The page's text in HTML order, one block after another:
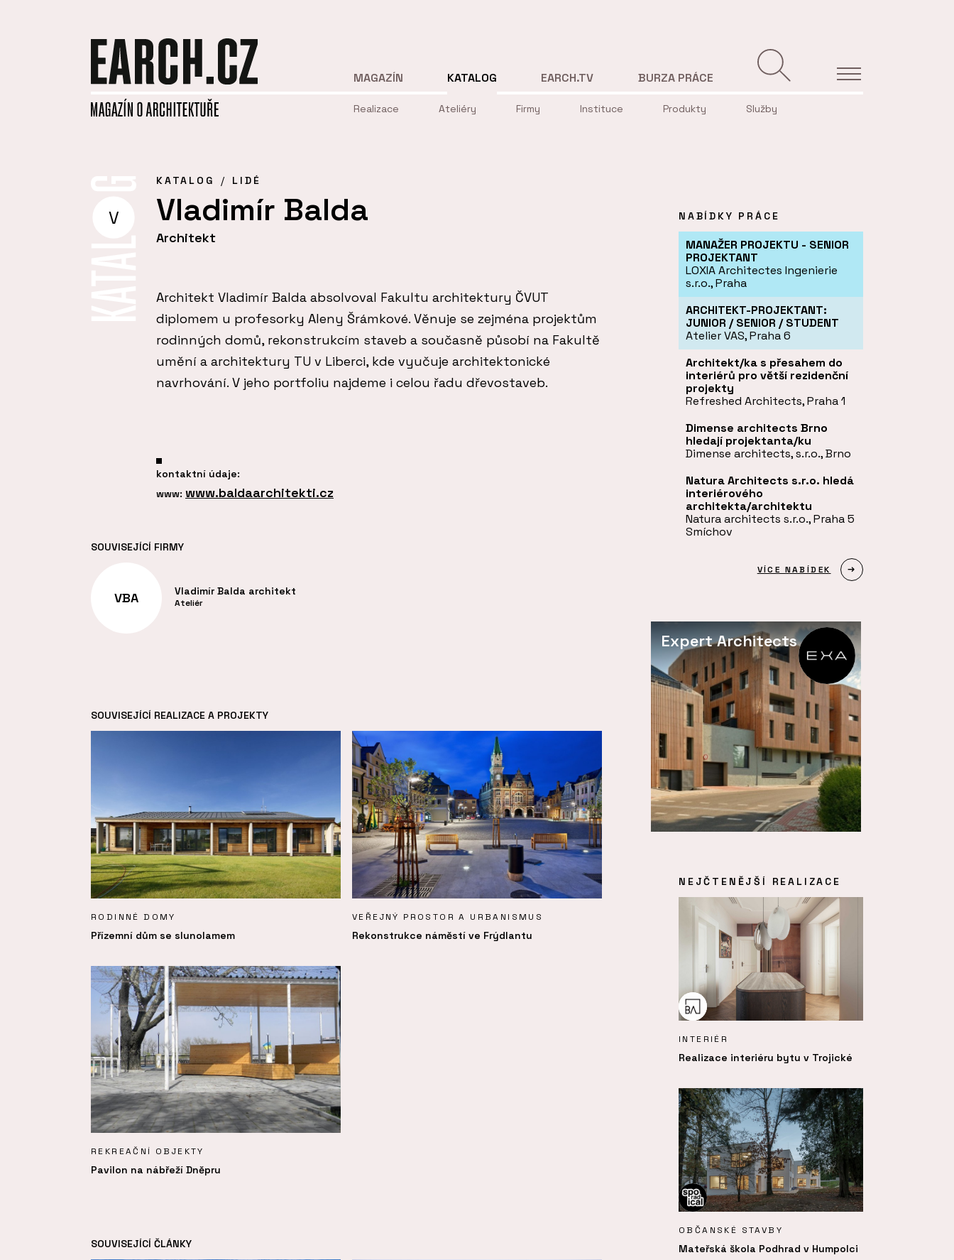
MAGAZÍN KATALOG
Realizace Ateliéry Firmy Instituce Produkty Služby
EARCH.TV BURZA PRÁCE
V
KATALOG LIDÉ
Vladimír Balda
Architekt
Architekt Vladimír Balda absolvoval Fakultu architektury ČVUT
diplomem u profesorky Aleny Šrámkové. Věnuje se zejména projektům
rodinných domů, rekonstrukcím staveb a současně působí na Fakultě
umění a architektury TU v Liberci, kde vyučuje architektonické
navrhování. V jeho portfoliu najdeme i celou řadu dřevostaveb.
kontaktní údaje:
www: www.baldaarchitekti.cz
SOUVISEJÍCÍ FIRMY
VBA Vladimír Balda architekt
Ateliér
SOUVISEJÍCÍ REALIZACE A PROJEKTY
RODINNÉ DOMY
Přízemní dům se slunolamem
VEŘEJNÝ PROSTOR A URBANISMUS
Rekonstrukce náměstí ve Frýdlantu
REKREAČNÍ OBJEKTY
Pavilon na nábřeží Dněpru
SOUVISEJÍCÍ ČLÁNKY
NABÍDKY PRÁCE
MANAŽER PROJEKTU - SENIOR
PROJEKTANT
LOXIA Architectes Ingenierie
s.r.o., Praha
ARCHITEKT-PROJEKTANT:
JUNIOR / SENIOR / STUDENT
Atelier VAS, Praha 6
Architekt/ka s přesahem do
interiérů pro větší rezidenční
projekty
Refreshed Architects, Praha 1
Dimense architects Brno
hledají projektanta/ku
Dimense architects, s.r.o., Brno
Natura Architects s.r.o. hledá
interiérového
architekta/architektu
Natura architects s.r.o., Praha 5
Smíchov
VÍCE NABÍDEK
Expert Architects
NEJČTENĚJŠÍ REALIZACE
INTERIÉR
Realizace interiéru bytu v Trojické
OBČANSKÉ STAVBY
Mateřská škola Podhrad v Humpolci